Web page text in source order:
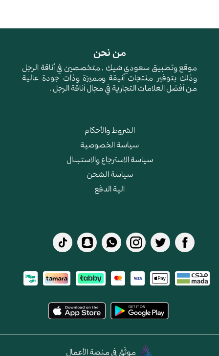
من نحن
موقع وتطبيق سعودي شيك , متخصصين في أناقة الرجل
وذلك بتوفير منتجات أنيقة ومميزة وذات جودة عالية
من أفضل العلامات التجارية في مجال أناقة الرجل .
الشروط والأحكام
سياسة الخصوصية
سياسة الاسترجاع والاستبدال
سياسة الشحن
الية الدفع
موثّق في منصة الأعمال